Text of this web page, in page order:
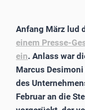
Anfang März lud
einem Presse-
ein. Anlass war
Marcus
des
Februar an die